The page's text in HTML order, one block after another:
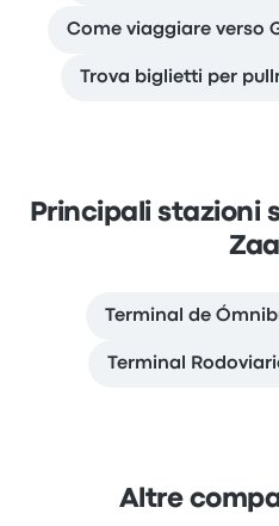
Come viaggiare verso
Trova biglietti per
Principali stazioni
Terminal de
Terminal
Altre